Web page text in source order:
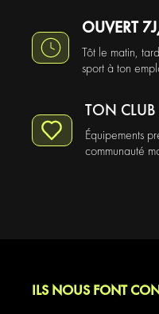
OUVERT
Tôt le matin,
sport à ton
TON CLUB
Équipements
communauté
ILS NOUS FONT